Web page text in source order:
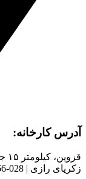
آدرس کارخانه:
زکریای رازی | 028-33453266